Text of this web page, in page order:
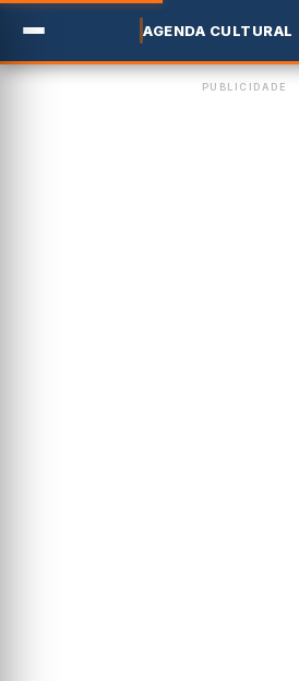
AGENDA CULTURAL
PUBLICIDADE